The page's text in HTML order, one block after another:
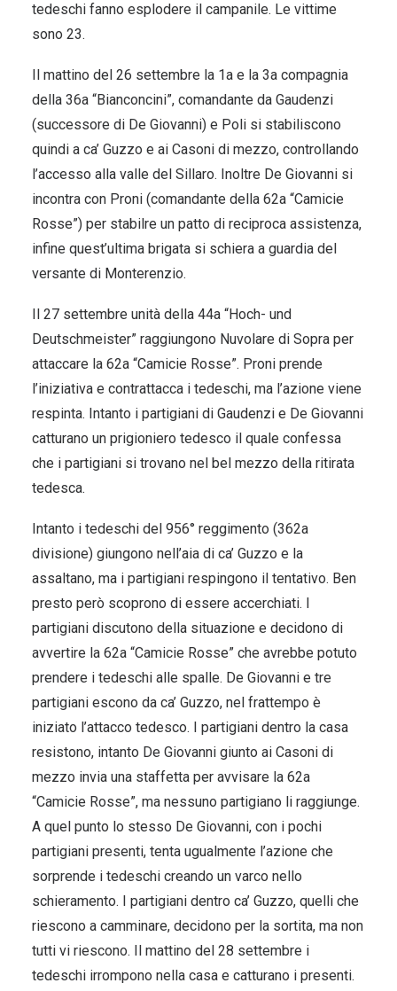
tedeschi fanno esplodere il campanile. Le vittime
sono 23.
Il mattino del 26 settembre la 1a e la 3a compagnia
della 36a “Bianconcini”, comandante da Gaudenzi
(successore di De Giovanni) e Poli si stabiliscono
quindi a ca’ Guzzo e ai Casoni di mezzo, controllando
l’accesso alla valle del Sillaro. Inoltre De Giovanni si
incontra con Proni (comandante della 62a “Camicie
Rosse”) per stabilre un patto di reciproca assistenza,
infine quest’ultima brigata si schiera a guardia del
versante di Monterenzio.
Il 27 settembre unità della 44a “Hoch- und
Deutschmeister” raggiungono Nuvolare di Sopra per
attaccare la 62a “Camicie Rosse”. Proni prende
l’iniziativa e contrattacca i tedeschi, ma l’azione viene
respinta. Intanto i partigiani di Gaudenzi e De Giovanni
catturano un prigioniero tedesco il quale confessa
che i partigiani si trovano nel bel mezzo della ritirata
tedesca.
Intanto i tedeschi del 956° reggimento (362a
divisione) giungono nell’aia di ca’ Guzzo e la
assaltano, ma i partigiani respingono il tentativo. Ben
presto però scoprono di essere accerchiati. I
partigiani discutono della situazione e decidono di
avvertire la 62a “Camicie Rosse” che avrebbe potuto
prendere i tedeschi alle spalle. De Giovanni e tre
partigiani escono da ca’ Guzzo, nel frattempo è
iniziato l’attacco tedesco. I partigiani dentro la casa
resistono, intanto De Giovanni giunto ai Casoni di
mezzo invia una staffetta per avvisare la 62a
“Camicie Rosse”, ma nessuno partigiano li raggiunge.
A quel punto lo stesso De Giovanni, con i pochi
partigiani presenti, tenta ugualmente l’azione che
sorprende i tedeschi creando un varco nello
schieramento. I partigiani dentro ca’ Guzzo, quelli che
riescono a camminare, decidono per la sortita, ma non
tutti vi riescono. Il mattino del 28 settembre i
tedeschi irrompono nella casa e catturano i presenti.